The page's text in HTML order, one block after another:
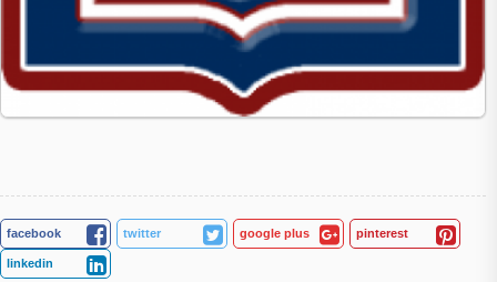
facebook twitter google plus pinterest
linkedin